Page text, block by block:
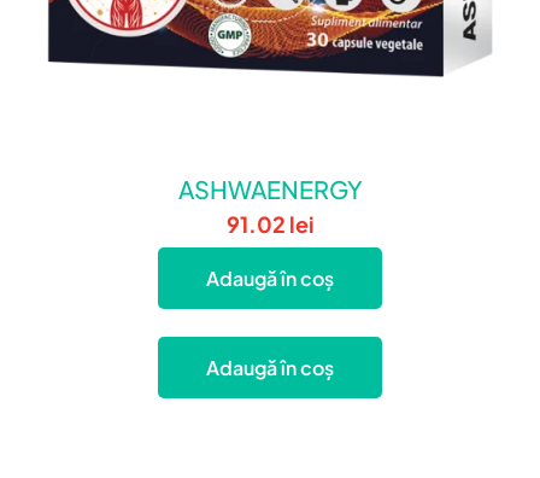
ASHWAENERGY
91.02 lei
Adaugă în coș
Adaugă în coș